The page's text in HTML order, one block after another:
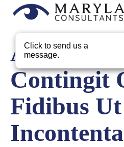
Aeque
Contingit
Fidibus Ut